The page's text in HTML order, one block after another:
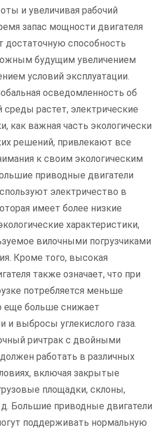
и увеличивая рабочий
запас мощности двигателя
достаточную способность
будущим увеличением
условий эксплуатации.
осведомленность об
растет, электрические
как важная часть экологически
решений, привлекают все
к своим экологическим
приводные двигатели
электричество в
имеет более низкие
характеристики,
вилочными погрузчиками
Кроме того, высокая
также означает, что при
потребляется меньше
еще больше снижает
и выбросы углекислого газа.
ричтрак с двойными
работать в различных
включая закрытые
площадки, склоны,
Большие приводные двигатели
поддерживать нормальную